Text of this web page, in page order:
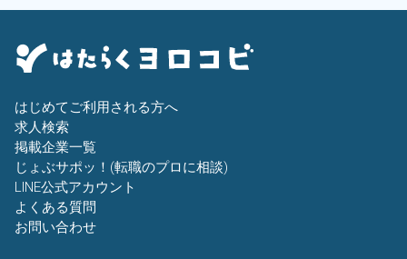
はじめてご利用される方へ
求人検索
掲載企業一覧
じょぶサポッ！(転職のプロに相談)
LINE公式アカウント
よくある質問
お問い合わせ